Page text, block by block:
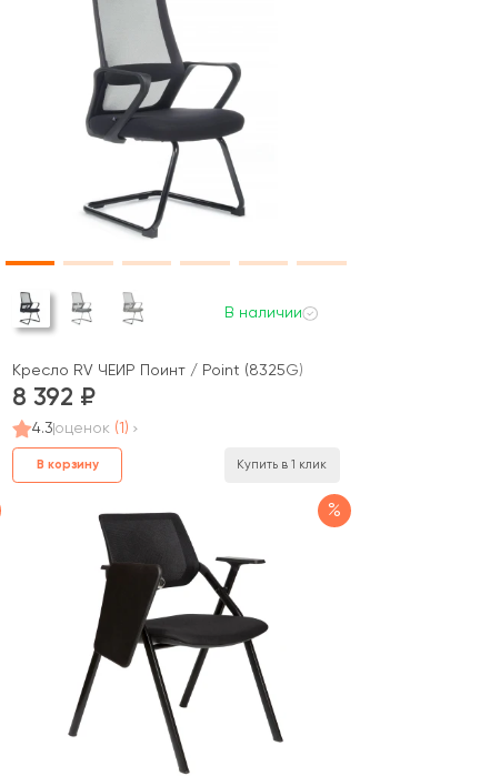
В наличии
Кресло RV ЧЕЙР Поинт / Point (8325G)
8 392
4.3оценок (1)
В корзину Купить в 1 клик
%